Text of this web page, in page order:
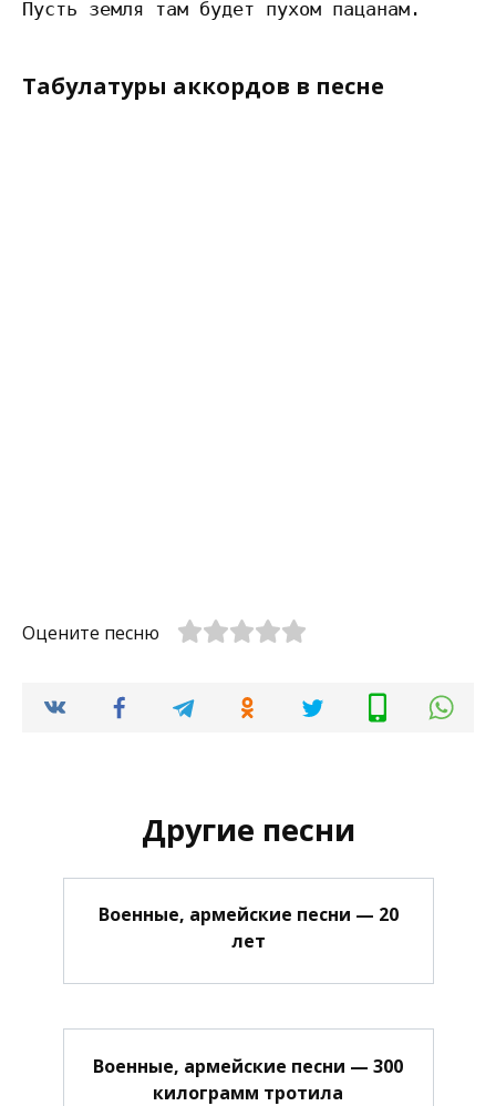
Табулатуры аккордов в песне
Оцените песню
Другие песни
Военные, армейские песни — 20
лет
Военные, армейские песни — 300
килограмм тротила